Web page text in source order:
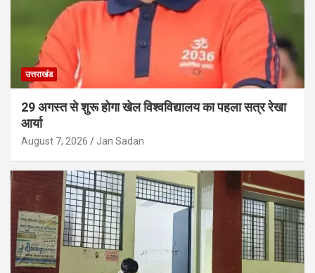
उत्तराखंड
29 अगस्त से शुरू होगा खेल विश्वविद्यालय का पहला सत्र रेखा
आर्या
August 7, 2026 Jan Sadan